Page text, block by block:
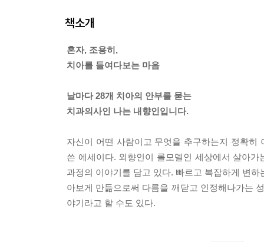
책소개
혼자, 조용히,
치아를 들여다보는 마음
날마다 28개 치아의 안부를 묻는
치과의사인 나는 내향인입니다.
자신이 어떤 사람이고 무엇을 추구하는지 정확
쓴 에세이다. 외향인이 롤모델인 세상에서 살아
과정의 이야기를 담고 있다. 빠르고 복잡하게 변
아보게 만듦으로써 다름을 깨닫고 인정해나가는
야기라고 할 수도 있다.